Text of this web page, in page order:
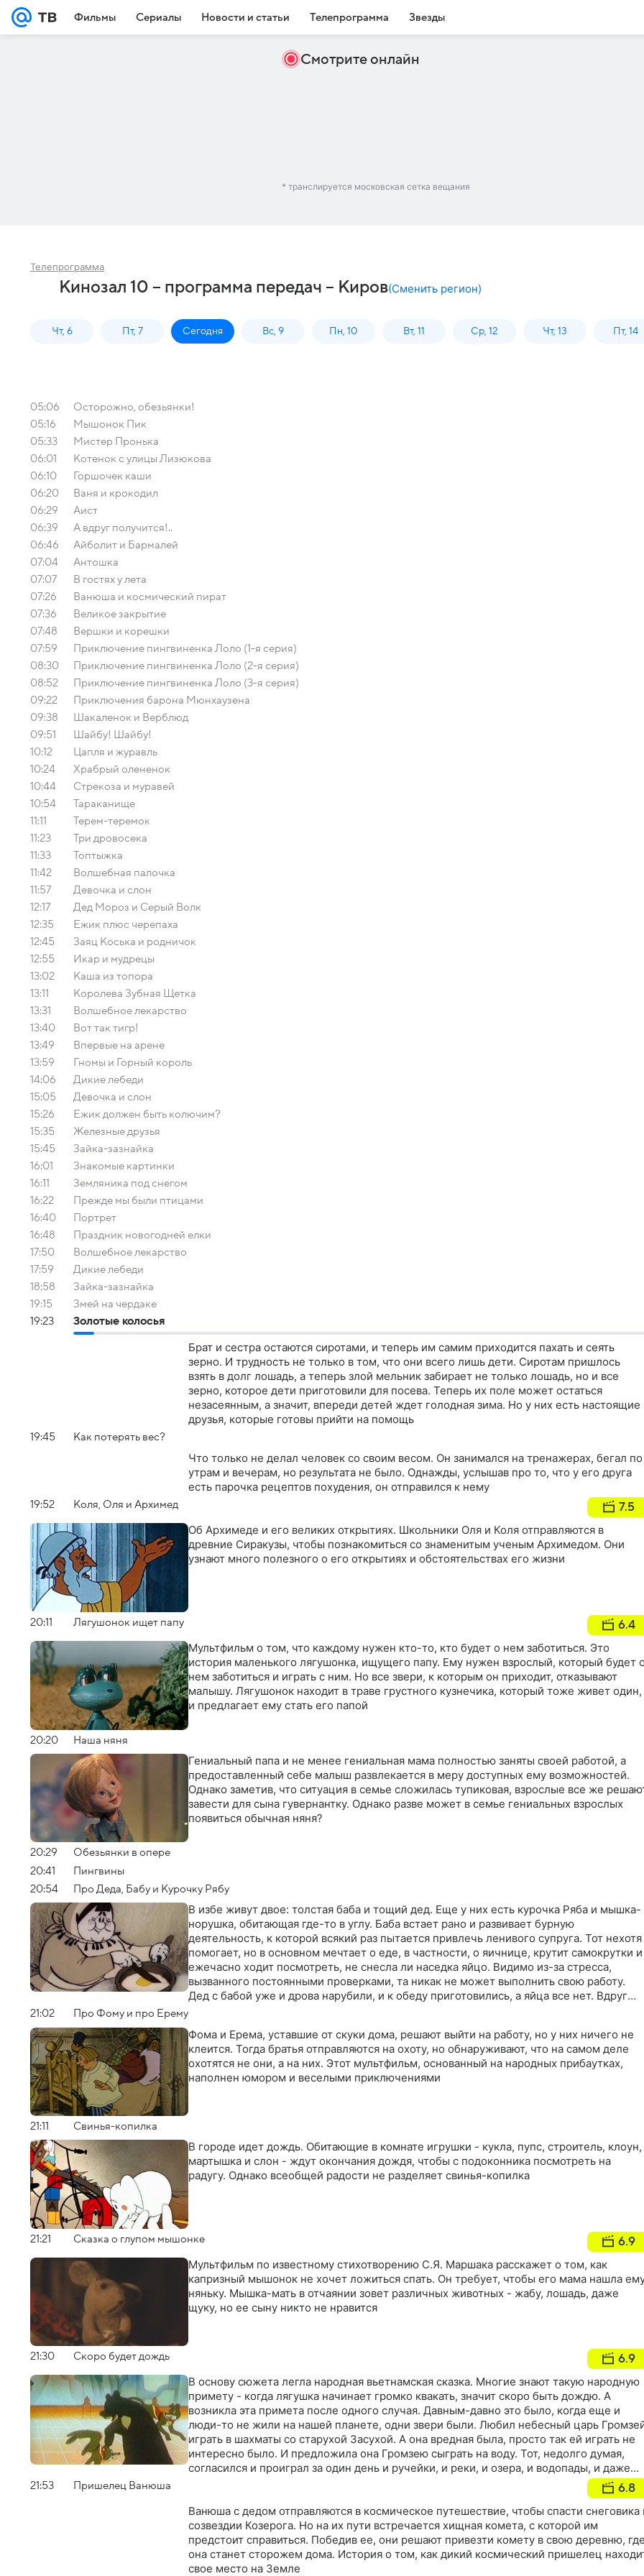
Фильмы Сериалы Новости и статьи Телепрограмма Звезды
Смотрите онлайн
* транслируется московская сетка вещания
Телепрограмма
Кинозал 10 – программа передач – Киров(Сменить регион)
Чт, 6 Пт, 7 Сегодня Вс, 9 Пн, 10 Вт, 11 Ср, 12 Чт, 13 Пт, 14
05:06
Осторожно, обезьянки!
05:16
Мышонок Пик
05:33
Мистер Пронька
06:01
Котенок с улицы Лизюкова
06:10
Горшочек каши
06:20
Ваня и крокодил
06:29
Аист
06:39
А вдруг получится!..
06:46
Айболит и Бармалей
07:04
Антошка
07:07
В гостях у лета
07:26
Ванюша и космический пират
07:36
Великое закрытие
07:48
Вершки и корешки
07:59
Приключение пингвиненка Лоло (1-я серия)
08:30
Приключение пингвиненка Лоло (2-я серия)
08:52
Приключение пингвиненка Лоло (3-я серия)
09:22
Приключения барона Мюнхаузена
09:38
Шакаленок и Верблюд
09:51
Шайбу! Шайбу!
10:12
Цапля и журавль
10:24
Храбрый олененок
10:44
Стрекоза и муравей
10:54
Тараканище
11:11
Терем-теремок
11:23
Три дровосека
11:33
Топтыжка
11:42
Волшебная палочка
11:57
Девочка и слон
12:17
Дед Мороз и Серый Волк
12:35
Ежик плюс черепаха
12:45
Заяц Коська и родничок
12:55
Икар и мудрецы
13:02
Каша из топора
13:11
Королева Зубная Щетка
13:31
Волшебное лекарство
13:40
Вот так тигр!
13:49
Впервые на арене
13:59
Гномы и Горный король
14:06
Дикие лебеди
15:05
Девочка и слон
15:26
Ежик должен быть колючим?
15:35
Железные друзья
15:45
Зайка-зазнайка
16:01
Знакомые картинки
16:11
Земляника под снегом
16:22
Прежде мы были птицами
16:40
Портрет
16:48
Праздник новогодней елки
17:50
Волшебное лекарство
17:59
Дикие лебеди
18:58
Зайка-зазнайка
19:15
Змей на чердаке
19:23
Золотые колосья
Брат и сестра остаются сиротами, и теперь им самим приходится пахать и сеять
зерно. И трудность не только в том, что они всего лишь дети. Сиротам пришлось
взять в долг лошадь, а теперь злой мельник забирает не только лошадь, но и все
зерно, которое дети приготовили для посева. Теперь их поле может остаться
незасеянным, а значит, впереди детей ждет голодная зима. Но у них есть настоящие
друзья, которые готовы прийти на помощь
19:45 Как потерять вес?
Что только не делал человек со своим весом. Он занимался на тренажерах, бегал по
утрам и вечерам, но результата не было. Однажды, услышав про то, что у его друга
есть парочка рецептов похудения, он отправился к нему
19:52 Коля, Оля и Архимед 7.5
Об Архимеде и его великих открытиях. Школьники Оля и Коля отправляются в
древние Сиракузы, чтобы познакомиться со знаменитым ученым Архимедом. Они
узнают много полезного о его открытиях и обстоятельствах его жизни
20:11 Лягушонок ищет папу 6.4
Мультфильм о том, что каждому нужен кто-то, кто будет о нем заботиться. Это
история маленького лягушонка, ищущего папу. Ему нужен взрослый, который будет
нем заботиться и играть с ним. Но все звери, к которым он приходит, отказывают
малышу. Лягушонок находит в траве грустного кузнечика, который тоже живет один,
и предлагает ему стать его папой
20:20 Наша няня
Гениальный папа и не менее гениальная мама полностью заняты своей работой, а
предоставленный себе малыш развлекается в меру доступных ему возможностей.
Однако заметив, что ситуация в семье сложилась тупиковая, взрослые все же
завести для сына гувернантку. Однако разве может в семье гениальных взрослых
появиться обычная няня?
20:29
Обезьянки в опере
20:41
Пингвины
20:54
Про Деда, Бабу и Курочку Рябу
В избе живут двое: толстая баба и тощий дед. Еще у них есть курочка Ряба и мышка-
норушка, обитающая где-то в углу. Баба встает рано и развивает бурную
деятельность, к которой всякий раз пытается привлечь ленивого супруга. Тот нехотя
помогает, но в основном мечтает о еде, в частности, о яичнице, крутит самокрутки и
ежечасно ходит посмотреть, не снесла ли наседка яйцо. Видимо из-за стресса,
вызванного постоянными проверками, та никак не может выполнить свою работу.
Дед с бабой уже и дрова нарубили, и к обеду приготовились, а яйца все нет. Вдруг
21:02 Про Фому и про Ерему
Фома и Ерема, уставшие от скуки дома, решают выйти на работу, но у них ничего не
клеится. Тогда братья отправляются на охоту, но обнаруживают, что на самом деле
охотятся не они, а на них. Этот мультфильм, основанный на народных прибаутках,
наполнен юмором и веселыми приключениями
21:11 Свинья-копилка
В городе идет дождь. Обитающие в комнате игрушки - кукла, пупс, строитель, клоун,
мартышка и слон - ждут окончания дождя, чтобы с подоконника посмотреть на
радугу. Однако всеобщей радости не разделяет свинья-копилка
21:21 Сказка о глупом мышонке 6.9
Мультфильм по известному стихотворению С.Я. Маршака расскажет о том, как
капризный мышонок не хочет ложиться спать. Он требует, чтобы его мама нашла
няньку. Мышка-мать в отчаянии зовет различных животных - жабу, лошадь, даже
щуку, но ее сыну никто не нравится
21:30 Скоро будет дождь 6.9
В основу сюжета легла народная вьетнамская сказка. Многие знают такую народную
примету - когда лягушка начинает громко квакать, значит скоро быть дождю. А
возникла эта примета после одного случая. Давным-давно это было, когда еще и
люди-то не жили на нашей планете, одни звери были. Любил небесный царь
играть в шахматы со старухой Засухой. А она вредная была, просто так ей играть не
интересно было. И предложила она Громзею сыграть на воду. Тот, недолго думая,
согласился и проиграл за один день и ручейки, и реки, и озера, и водопады, и даже
болота с лужами. Запаниковали звери, стали думать, как быть, ведь без воды все
21:53 Пришелец Ванюша 6.8
Ванюша с дедом отправляются в космическое путешествие, чтобы спасти снеговика
созвездии Козерога. Но на их пути встречается хищная комета, с которой им
предстоит справиться. Победив ее, они решают привезти комету в свою деревню,
она станет сторожем дома. История о том, как дикий космический пришелец
свое место на Земле